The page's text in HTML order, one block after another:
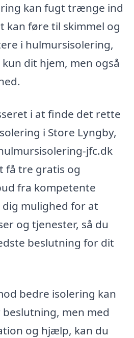
kan fugt trænge ind
kan føre til skimmel og
i hulmursisolering,
dit hjem, men også
i at finde det rette
i Store Lyngby,
jfc.dk
få tre gratis og
fra kompetente
mulighed for at
og tjenester, så du
beslutning for dit
bedre isolering kan
men med
og hjælp, kan du